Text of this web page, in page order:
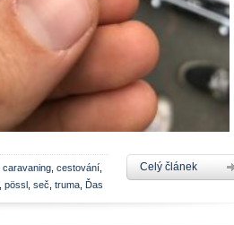
caravaning cestování
pössl seč truma Ďas
Celý článek